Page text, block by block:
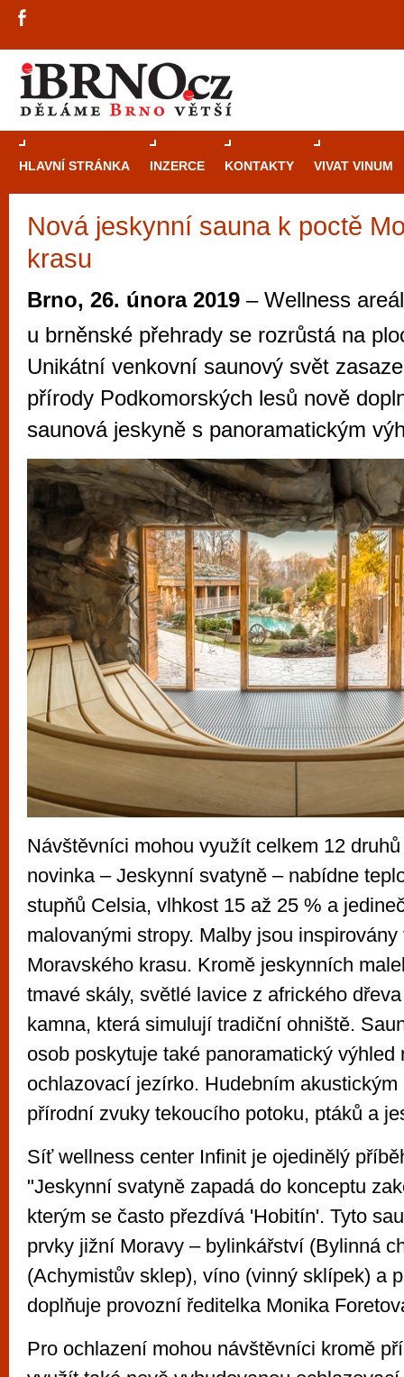
HLAVNÍ STRÁNKA INZERCE KONTAKTY VIVAT VINUM
Nová jeskynní sauna k poctě
krasu
Brno, 26. února 2019 – Wellness
u brněnské přehrady se rozrůstá na
Unikátní venkovní saunový svět
přírody Podkomorských lesů nově
saunová jeskyně s panoramatickým
Návštěvníci mohou využít celkem 12
novinka – Jeskynní svatyně – nabídne
stupňů Celsia, vlhkost 15 až 25 % a
malovanými stropy. Malby jsou
Moravského krasu. Kromě jeskynních
tmavé skály, světlé lavice z afrického
kamna, která simulují tradiční ohniště.
osob poskytuje také panoramatický výhled
ochlazovací jezírko. Hudebním akustickým
přírodní zvuky tekoucího potoku, ptáků a
Síť wellness center Infinit je ojedinělý
"Jeskynní svatyně zapadá do konceptu
kterým se často přezdívá 'Hobitín'. Tyto
prvky jižní Moravy – bylinkářství (Bylinná
(Achymistův sklep), víno (vinný sklípek) a
doplňuje provozní ředitelka Monika
Pro ochlazení mohou návštěvníci kromě
Průvodce
Brno je
zajímavé
restaurace,
Mimo jiné je ale také místem, kde si
vyzkoušet různé kasinové hry. V
metropoli naleznete širokou nabídku her
po moderní automaty jak pro pravidelné
příležitostné hráče. V...